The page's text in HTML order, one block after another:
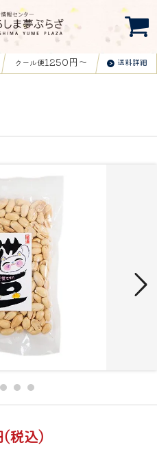
クール便1250円〜 送料詳細
税込)